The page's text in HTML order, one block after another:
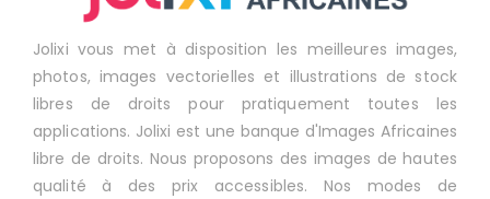
Jolixi vous met à disposition les meilleures images,
photos, images vectorielles et illustrations de stock
libres de droits pour pratiquement toutes les
applications. Jolixi est une banque d'Images Africaines
libre de droits. Nous proposons des images de hautes
qualité à des prix accessibles. Nos modes de